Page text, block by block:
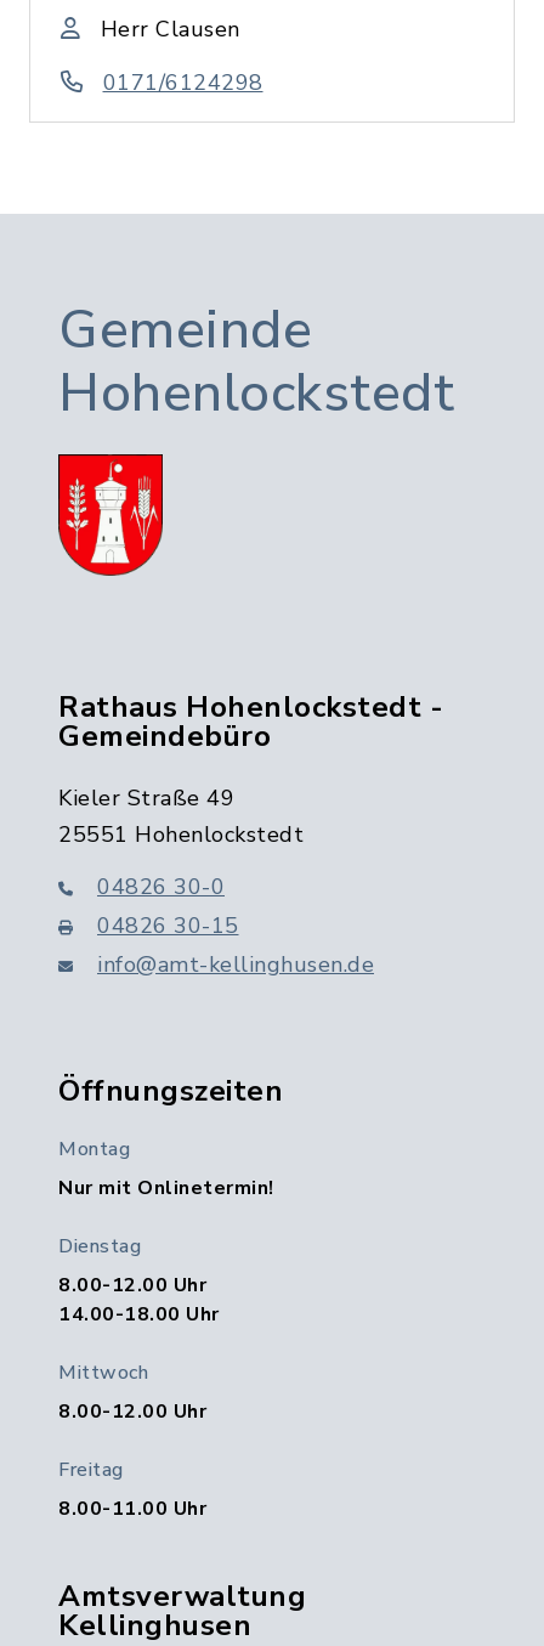
Herr Clausen
0171/6124298
Gemeinde
Hohenlockstedt
Rathaus Hohenlockstedt -
Gemeindebüro
Kieler Straße 49
25551 Hohenlockstedt
04826 30-0
04826 30-15
info@amt-kellinghusen.de
Öffnungszeiten
Montag
Nur mit Onlinetermin!
Dienstag
8.00-12.00 Uhr
14.00-18.00 Uhr
Mittwoch
8.00-12.00 Uhr
Freitag
8.00-11.00 Uhr
Amtsverwaltung
Kellinghusen